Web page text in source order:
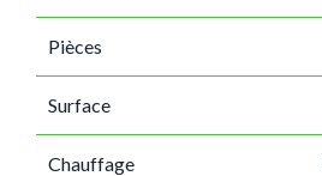
Pièces
Surface
Chauffage